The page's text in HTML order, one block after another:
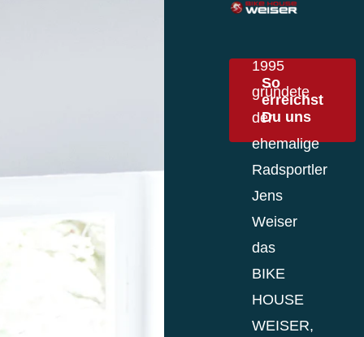
So
erreichst
Du uns
1995
gründete
der
ehemalige
Radsportler
Jens
Weiser
das
BIKE
HOUSE
WEISER,